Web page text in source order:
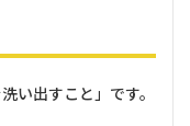
い出すこと」です。